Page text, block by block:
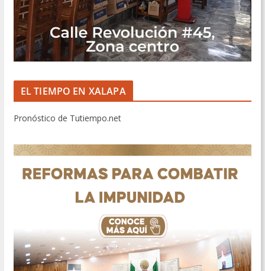
EL TIEMPO EN XALAPA
Pronóstico de Tutiempo.net